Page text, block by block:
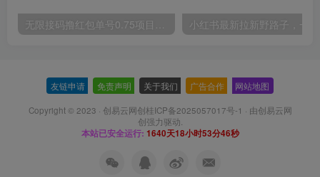
无限接码撸红包单号0.75项目无偿分享给你【揭秘】
友链申请 免责声明 关于我们 广告合作 网站地图
Copyright © 2023 · 创易云网创桂ICP备2025057017号-1 · 由创易云网
创强力驱动.
本站已安全运行: 1640天18小时53分47秒